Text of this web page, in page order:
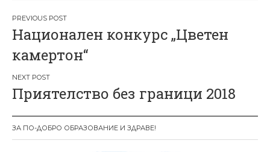
Н
а
в
и
г
а
ц
Национален конкурс „Цветен
камертон“
Приятелство без граници 2018
ЗА ПО-ДОБРО ОБРАЗОВАНИЕ И ЗДРАВЕ!